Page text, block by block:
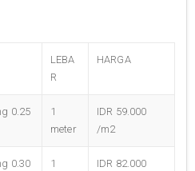
LEBA
R
HARGA
0.25
1
meter
IDR 59.000
/m2
0.30
1
IDR 82.000